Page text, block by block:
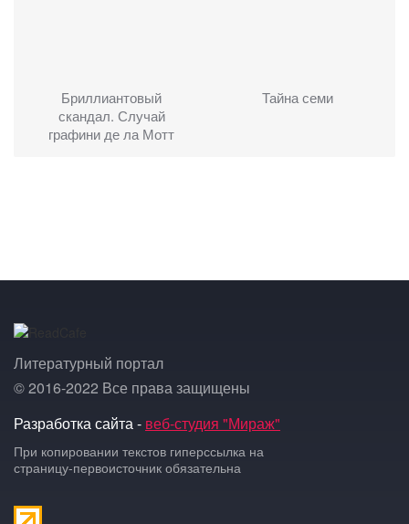
Бриллиантовый
скандал. Случай
графини де ла Мотт
Тайна семи
Литературный портал
© 2016-2022 Все права защищены
Разработка сайта - веб-студия "Мираж"
При копировании текстов гиперссылка на
страницу-первоисточник обязательна